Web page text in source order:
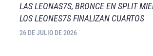
LAS LEONAS7S, BRONCE EN SPLIT
LOS LEONES7S FINALIZAN CUARTOS
26 DE JULIO DE 2026